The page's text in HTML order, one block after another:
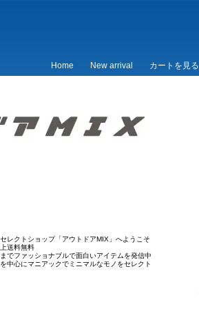
Home New arrival カートを見る
レクトショップ「アウトドアMIX」へようこそ
送料無料
でファッショナブルで面白いアイテムを発信中
中心にマニアックでミニマルなモノをセレクト